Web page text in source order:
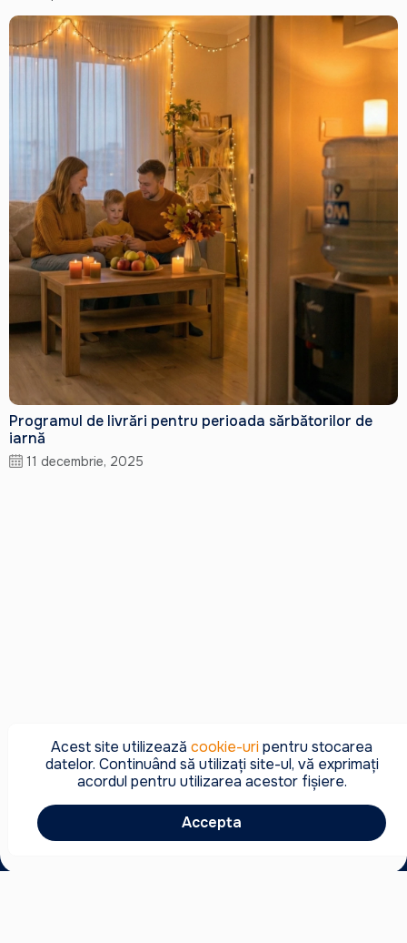
Programul de livrări pentru perioada sărbătorilor de
iarnă
11 decembrie, 2025
Acest site utilizează cookie-uripentru stocarea
datelor. Continuând să utilizați site-ul, vă exprimați
acordul pentru utilizarea acestor fișiere.
Accepta